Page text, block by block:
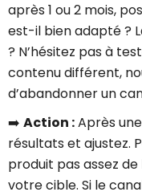
après 1 ou 2 mois,
est-il bien adapté ?
? N’hésitez pas à
contenu différent,
d’abandonner un
➡️ Action :Après
résultats et ajustez.
produit pas assez
votre cible. Si le